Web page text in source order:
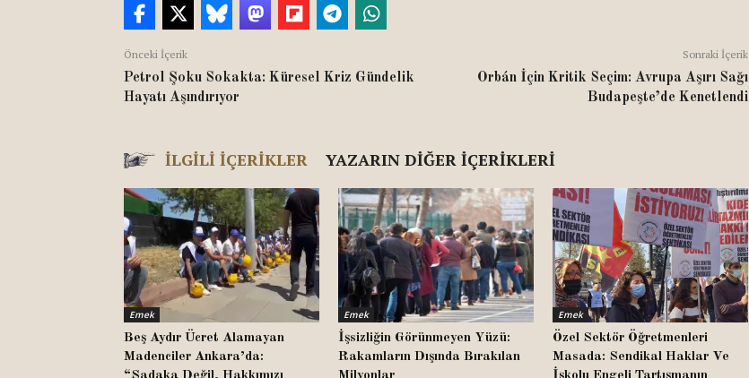
Önceki İçerik
Petrol Şoku Sokakta: Küresel Kriz Gündelik
Hayatı Aşındırıyor
Sonraki İçerik
Orbán İçin Kritik Seçim: Avrupa Aşırı Sağı
Budapeşte’de Kenetlendi
İLGILI İÇERIKLER YAZARIN DIĞER İÇERIKLERI
Emek
Beş Aydır Ücret Alamayan
Madenciler Ankara’da:
Emek
İşsizliğin Görünmeyen Yüzü:
Rakamların Dışında Bırakılan
Emek
Özel Sektör Öğretmenleri
Masada: Sendikal Haklar Ve